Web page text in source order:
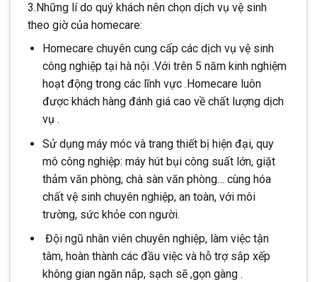
3.Những lí do quý khách nên chọn dịch vụ vệ sinh
theo giờ của homecare:
Homecare chuyên cung cấp các dịch vụ vệ sinh
công nghiệp tại hà nội .Với trên 5 năm kinh nghiệm
hoạt động trong các lĩnh vực .Homecare luôn
được khách hàng đánh giá cao về chất lượng dịch
vụ .
Sử dụng máy móc và trang thiết bị hiện đại, quy
mô công nghiệp: máy hút bụi công suất lớn, giặt
thảm văn phòng, chà sàn văn phòng… cùng hóa
chất vệ sinh chuyên nghiệp, an toàn, với môi
trường, sức khỏe con người.
Đội ngũ nhân viên chuyên nghiệp, làm việc tận
tâm, hoàn thành các đầu việc và hỗ trợ sắp xếp
không gian ngăn nắp, sạch sẽ ,gọn gàng .